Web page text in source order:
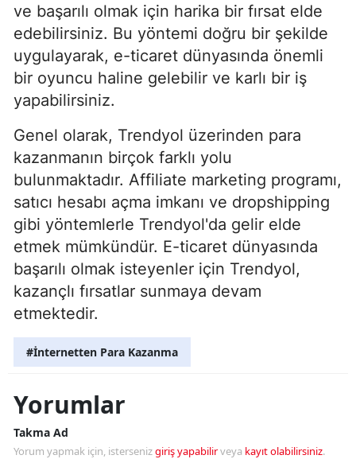
ve başarılı olmak için harika bir fırsat elde
edebilirsiniz. Bu yöntemi doğru bir şekilde
uygulayarak, e-ticaret dünyasında önemli
bir oyuncu haline gelebilir ve karlı bir iş
yapabilirsiniz.
Genel olarak, Trendyol üzerinden para
kazanmanın birçok farklı yolu
bulunmaktadır. Affiliate marketing programı,
satıcı hesabı açma imkanı ve dropshipping
gibi yöntemlerle Trendyol'da gelir elde
etmek mümkündür. E-ticaret dünyasında
başarılı olmak isteyenler için Trendyol,
kazançlı fırsatlar sunmaya devam
etmektedir.
#İnternetten Para Kazanma
Yorumlar
Takma Ad
Yorum yapmak için, istersenizgiriş yapabilirveya kayıt olabilirsiniz.